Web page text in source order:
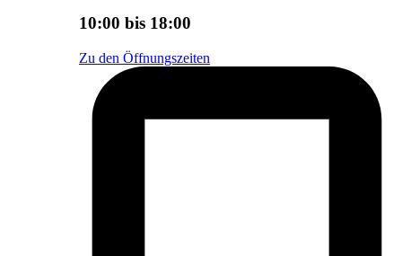
10:00 bis 18:00
Zu den Öffnungszeiten